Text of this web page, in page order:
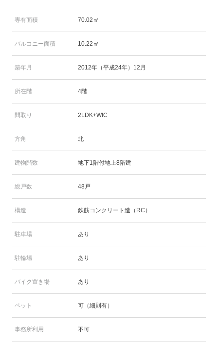
専有面積 70.02㎡
バルコニー面積 10.22㎡
築年月 2012年（平成24年）12月
所在階 4階
間取り 2LDK+WIC
方角 北
建物階数 地下1階付地上8階建
総戸数 48戸
構造 鉄筋コンクリート造（RC）
駐車場 あり
駐輪場 あり
バイク置き場 あり
ペット 可（細則有）
事務所利用 不可